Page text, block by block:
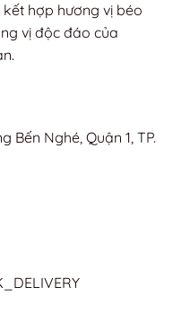
hợp hương vị béo
vị độc đáo của
Bến Nghé, Quận 1, TP.